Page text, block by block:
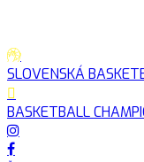
SLOVENSKÁ
BASKETBALL